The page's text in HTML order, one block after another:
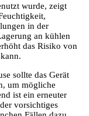
wurde, zeigt
in der
an kühlen
das Risiko von
sollte das Gerät
um mögliche
ist ein erneuter
vorsichtiges